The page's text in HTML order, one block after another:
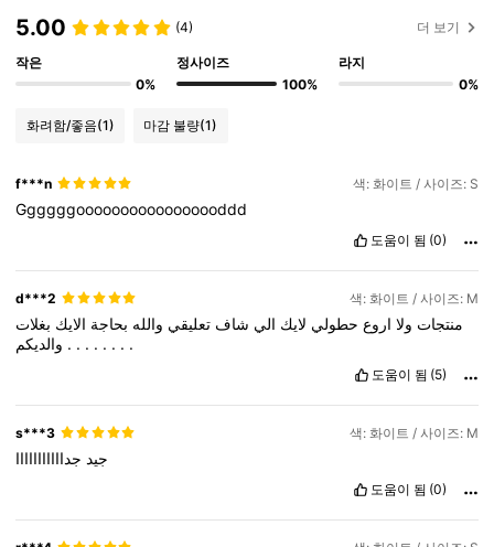
5.00 (4) 더 보기
작은
0%
정사이즈
100%
라지
0%
화려함/좋음(1) 마감 불량(1)
f***n 색: 화이트 / 사이즈: S
Ggggggooooooooooooooooddd
도움이 됨 (0)
d***2 색: 화이트 / 사이즈: M
منتجات ولا اروع حطولي لايك الي شاف تعليقي والله بحاجة الايك بغلات
. . . . . . . .
도움이 됨 (5)
s***3 색: 화이트 / 사이즈: M
جيد جدااااااااااا
도움이 됨 (0)